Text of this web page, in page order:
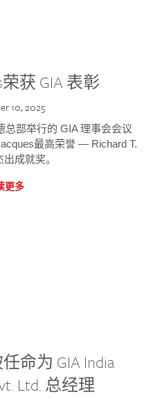
荣获 GIA 表彰
10, 2025
总部举行的 GIA 理事会会议
最高荣誉 — Richard T.
成就奖。
更多
命为 GIA India
Ltd. 总经理